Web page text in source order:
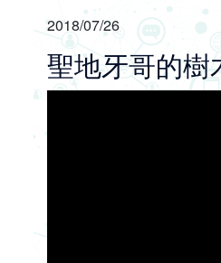
2018/07/26
聖地牙哥的樹